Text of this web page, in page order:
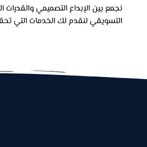
نجمع بين الإبداع التصميمي والقدرات
التسويقي لنقدم لك الخدمات التي